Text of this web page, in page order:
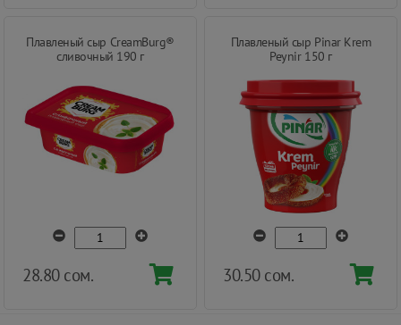
Плавленый сыр CreamBurg®
сливочный 190 г
28.80 сом.
Плавленый сыр Pinar Krem
Peynir 150 г
30.50 сом.